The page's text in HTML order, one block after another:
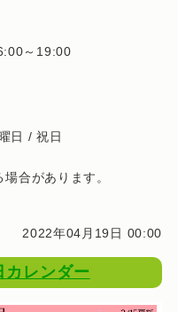
～19:00
日 / 祝日
合があります。
2022年04月19日 00:00
レンダー